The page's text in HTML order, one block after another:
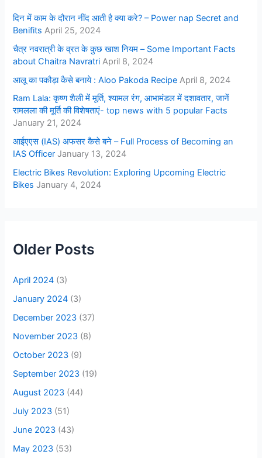
दिन में काम के दौरान नींद आती है क्या करे? – Power nap Secret and
Benifits April 25, 2024
चैत्र नवरात्री के व्रत के कुछ खाश नियम – Some Important Facts
about Chaitra Navratri April 8, 2024
आलू का पकौड़ा कैसे बनाये : Aloo Pakoda Recipe April 8, 2024
Ram Lala: कृष्ण शैली में मूर्ति, श्यामल रंग, आभामंडल में दशावतार, जानें
रामलला की मूर्ति की विशेषताएं- top news with 5 popular Facts
January 21, 2024
आईएएस (IAS) अफसर कैसे बने – Full Process of Becoming an
IAS Officer January 13, 2024
Electric Bikes Revolution: Exploring Upcoming Electric
Bikes January 4, 2024
Older Posts
April 2024 (3)
January 2024 (3)
December 2023 (37)
November 2023 (8)
October 2023 (9)
September 2023 (19)
August 2023 (44)
July 2023 (51)
June 2023 (43)
May 2023 (53)